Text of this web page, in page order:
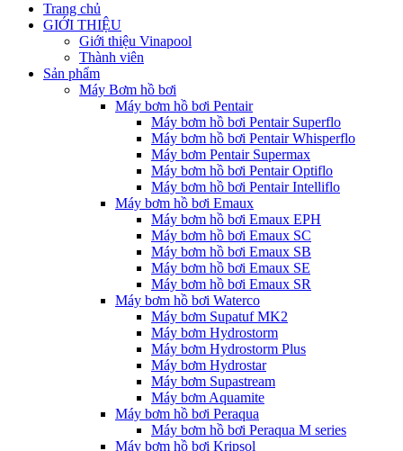
Trang chủ
GIỚI THIỆU
Giới thiệu Vinapool
Thành viên
Sản phẩm
Máy Bơm hồ bơi
Máy bơm hồ bơi Pentair
Máy bơm hồ bơi Pentair Superflo
Máy bơm hồ bơi Pentair Whisperflo
Máy bơm Pentair Supermax
Máy bơm hồ bơi Pentair Optiflo
Máy bơm hồ bơi Pentair Intelliflo
Máy bơm hồ bơi Emaux
Máy bơm hồ bơi Emaux EPH
Máy bơm hồ bơi Emaux SC
Máy bơm hồ bơi Emaux SB
Máy bơm hồ bơi Emaux SE
Máy bơm hồ bơi Emaux SR
Máy bơm hồ bơi Waterco
Máy bơm Supatuf MK2
Máy bơm Hydrostorm
Máy bơm Hydrostorm Plus
Máy bơm Hydrostar
Máy bơm Supastream
Máy bơm Aquamite
Máy bơm hồ bơi Peraqua
Máy bơm hồ bơi Peraqua M series
Máy bơm hồ bơi Kripsol